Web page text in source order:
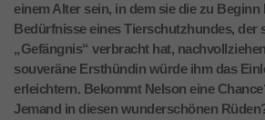
einem Alter sein, in dem sie die zu Beginn
Bedürfnisse eines Tierschutzhundes, der
„Gefängnis“ verbracht hat,
souveräne Ersthündin würde ihm das
erleichtern. Bekommt Nelson eine
Jemand in diesen wunderschönen